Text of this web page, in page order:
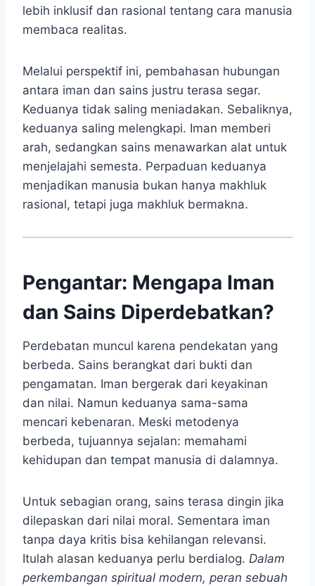
lebih inklusif dan rasional tentang cara manusia
membaca realitas.
Melalui perspektif ini, pembahasan hubungan
antara iman dan sains justru terasa segar.
Keduanya tidak saling meniadakan. Sebaliknya,
keduanya saling melengkapi. Iman memberi
arah, sedangkan sains menawarkan alat untuk
menjelajahi semesta. Perpaduan keduanya
menjadikan manusia bukan hanya makhluk
rasional, tetapi juga makhluk bermakna.
Pengantar: Mengapa Iman
dan Sains Diperdebatkan?
Perdebatan muncul karena pendekatan yang
berbeda. Sains berangkat dari bukti dan
pengamatan. Iman bergerak dari keyakinan
dan nilai. Namun keduanya sama-sama
mencari kebenaran. Meski metodenya
berbeda, tujuannya sejalan: memahami
kehidupan dan tempat manusia di dalamnya.
Untuk sebagian orang, sains terasa dingin jika
dilepaskan dari nilai moral. Sementara iman
tanpa daya kritis bisa kehilangan relevansi.
Itulah alasan keduanya perlu berdialog. Dalam
perkembangan spiritual modern, peran sebuah